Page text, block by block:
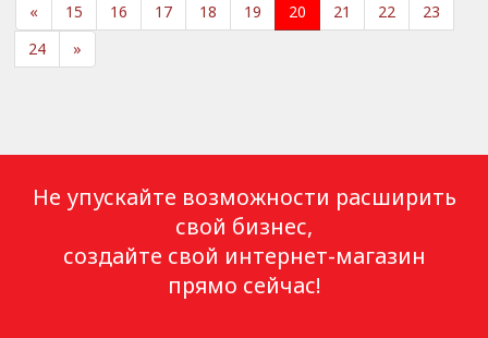
« 15 16 17 18 19 20 21 22
23
24
»
Не упускайте возможности расширить
свой бизнес,
создайте свой интернет-магазин
прямо сейчас!